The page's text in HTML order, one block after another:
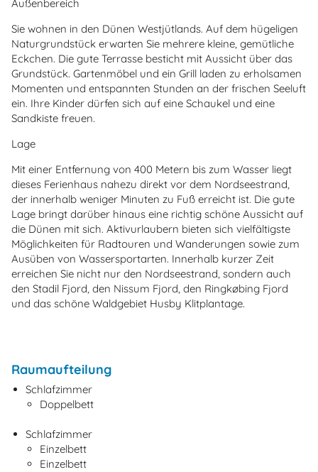
Außenbereich
Sie wohnen in den Dünen Westjütlands. Auf dem hügeligen
Naturgrundstück erwarten Sie mehrere kleine, gemütliche
Eckchen. Die gute Terrasse besticht mit Aussicht über das
Grundstück. Gartenmöbel und ein Grill laden zu erholsamen
Momenten und entspannten Stunden an der frischen Seeluft
ein. Ihre Kinder dürfen sich auf eine Schaukel und eine
Sandkiste freuen.
Lage
Mit einer Entfernung von 400 Metern bis zum Wasser liegt
dieses Ferienhaus nahezu direkt vor dem Nordseestrand,
der innerhalb weniger Minuten zu Fuß erreicht ist. Die gute
Lage bringt darüber hinaus eine richtig schöne Aussicht auf
die Dünen mit sich. Aktivurlaubern bieten sich vielfältigste
Möglichkeiten für Radtouren und Wanderungen sowie zum
Ausüben von Wassersportarten. Innerhalb kurzer Zeit
erreichen Sie nicht nur den Nordseestrand, sondern auch
den Stadil Fjord, den Nissum Fjord, den Ringkøbing Fjord
und das schöne Waldgebiet Husby Klitplantage.
Raumaufteilung
Schlafzimmer
Doppelbett
Schlafzimmer
Einzelbett
Einzelbett